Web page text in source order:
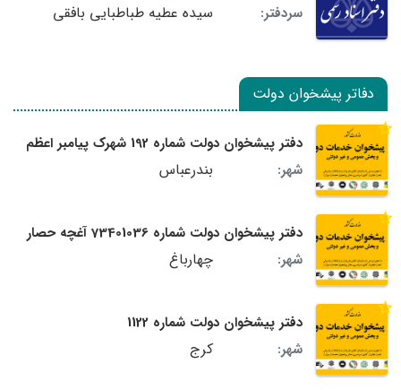
سردفتر:
سیده عطیه طباطبایی بافقی
دفاتر پیشخوان دولت
دفتر پیشخوان دولت شماره 192 شهرک پیامبر اعظم
شهر:
بندرعباس
دفتر پیشخوان دولت شماره 73401036 آغچه حصار
شهر:
چهارباغ
دفتر پیشخوان دولت شماره 1122
شهر:
کرج